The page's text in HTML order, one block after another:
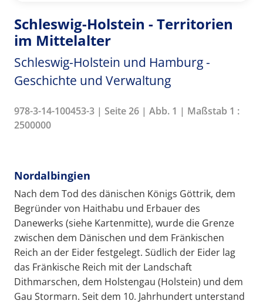
Schleswig-Holstein - Territorien
im Mittelalter
Schleswig-Holstein und Hamburg -
Geschichte und Verwaltung
978-3-14-100453-3 | Seite 26 | Abb. 1 | Maßstab 1 :
2500000
Nordalbingien
Nach dem Tod des dänischen Königs Göttrik, dem
Begründer von Haithabu und Erbauer des
Danewerks (siehe Kartenmitte), wurde die Grenze
zwischen dem Dänischen und dem Fränkischen
Reich an der Eider festgelegt. Südlich der Eider lag
das Fränkische Reich mit der Landschaft
Dithmarschen, dem Holstengau (Holstein) und dem
Gau Stormarn. Seit dem 10. Jahrhundert unterstand